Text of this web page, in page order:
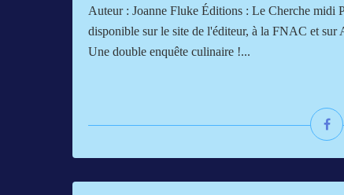
Auteur : Joanne Fluke Éditions : Le Cherche midi
disponible sur le site de l'éditeur, à la FNAC et sur
Une double enquête culinaire !...